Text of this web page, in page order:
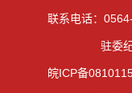
联系电话：
驻委
皖ICP备